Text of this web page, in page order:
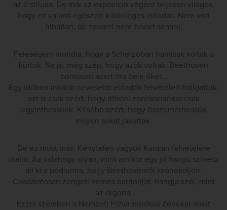
az ő stílusa. De már az expozíció végére teljesen világos,
hogy ez valami egészen különleges előadás. Nem volt
hibátlan, de zavarni nem zavart semmi.
Feleségem mondja, hogy a Scherzóban hamisak voltak a
kürtök. Na ja, még szép, hogy azok voltak. Beethoven
pontosan azért írta bele őket…
Egy időben inkább nevesebb előadók felvételeit hallgattuk,
azt is csak azért, hogy itthoni zenekarainkra csak
legyinthessünk. Később azért, hogy összemérhessük,
milyen sokat javultak.
De ez most más. Kénytelen vagyok Karajan felvételére
utalni. Az valahogy olyan, mint amikor egy jó hangú színész
áll ki a pódiumra, hogy Beethovenről szónokoljon.
Csodálatosan zengeti nemes baritonját, hangja szól, mint
az orgona.
Ezzel szemben a Nemzeti Filharmonikus Zenekar most